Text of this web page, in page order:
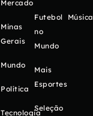
Mercado
Minas
Gerais
Mundo
Política
Tecnologia
Futebol
no
Mundo
Mais
Esportes
Seleção
Música